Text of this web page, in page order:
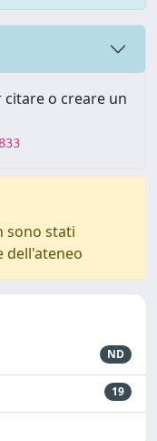
o creare un
sono stati
dell'ateneo
ND
19